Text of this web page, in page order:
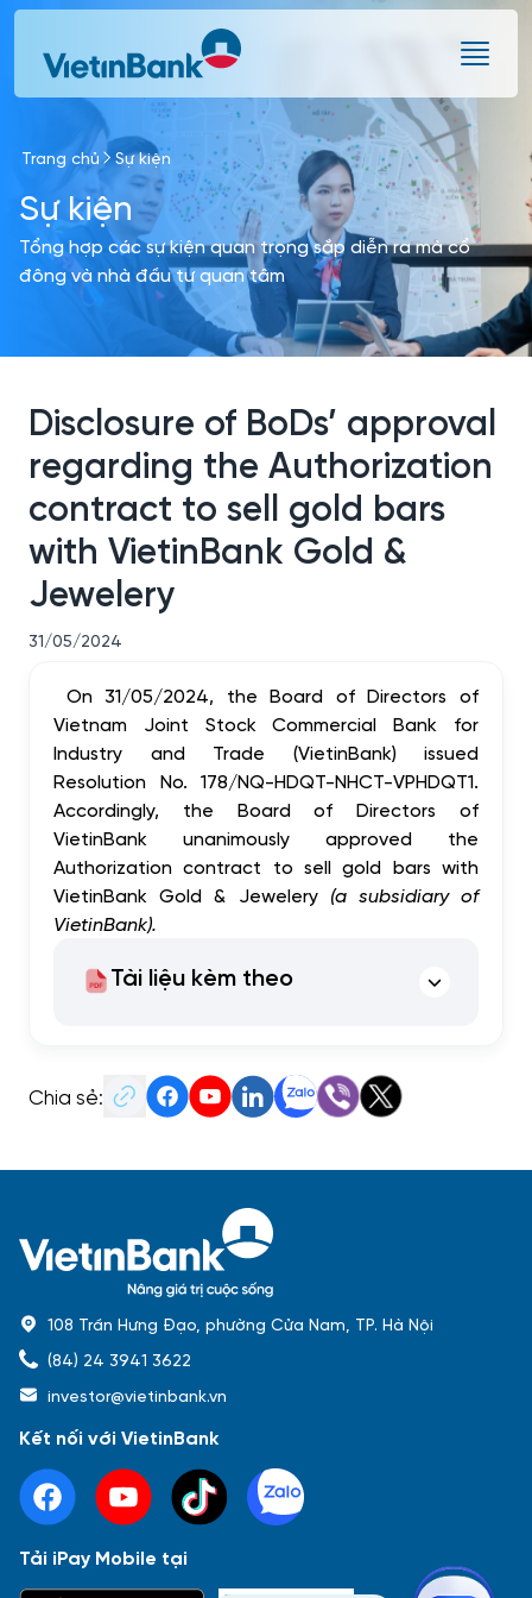
Skip to Main Content
Trang chủ Sự kiện
Sự kiện
Tổng hợp các sự kiện quan trọng sắp diễn ra mà cổ
đông và nhà đầu tư quan tâm
Disclosure of BoDs’ approval
regarding the Authorization
contract to sell gold bars
with VietinBank Gold &
Jewelery
31/05/2024
On 31/05/2024, the Board of Directors of
Vietnam Joint Stock Commercial Bank for
Industry and Trade (VietinBank) issued
Resolution No. 178/NQ-HDQT-NHCT-VPHDQT1.
Accordingly, the Board of Directors of
VietinBank unanimously approved the
Authorization contract to sell gold bars with
VietinBank Gold & Jewelery(a subsidiary of
VietinBank).
Tài liệu kèm theo
Chia sẻ:
108 Trần Hưng Đạo, phường Cửa Nam, TP. Hà Nội
(84) 24 3941 3622
investor@vietinbank.vn
Kết nối với VietinBank
Tải iPay Mobile tại